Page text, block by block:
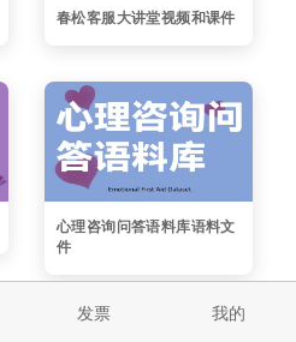
春松客服大讲堂视频和课件
心理咨询问答语料库语料文
件
发票 我的